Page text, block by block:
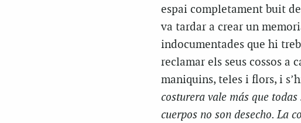
espai completament buit
va tardar a crear un
indocumentades que hi
reclamar els seus cossos a
maniquins, teles i flors, i
costurera vale más que
cuerpos no son desecho. La